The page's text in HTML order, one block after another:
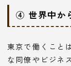
④ 世界中か
東京で働くこと
な同僚やビジネ